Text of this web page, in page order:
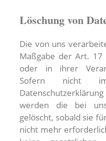
Löschung von
Die von uns
Maßgabe der Art. 17
oder in ihrer
Sofern nicht
werden die bei
gelöscht, sobald sie
nicht mehr